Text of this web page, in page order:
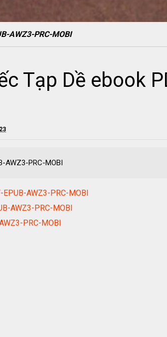
AWZ3-PRC-MOBI
Tạp Dề ebook
AWZ3-PRC-MOBI
AWZ3-PRC-MOBI
AWZ3-PRC-MOBI
PRC-MOBI